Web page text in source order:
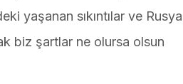
yaşanan sıkıntılar ve
biz şartlar ne olursa olsun